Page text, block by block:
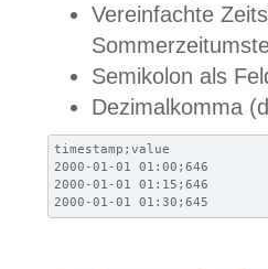
Vereinfachte
Semikolon als
Dezimalkomma
timestamp;value
2000-01-01 01:00;646
2000-01-01 01:15;646
2000-01-01 01:30;645